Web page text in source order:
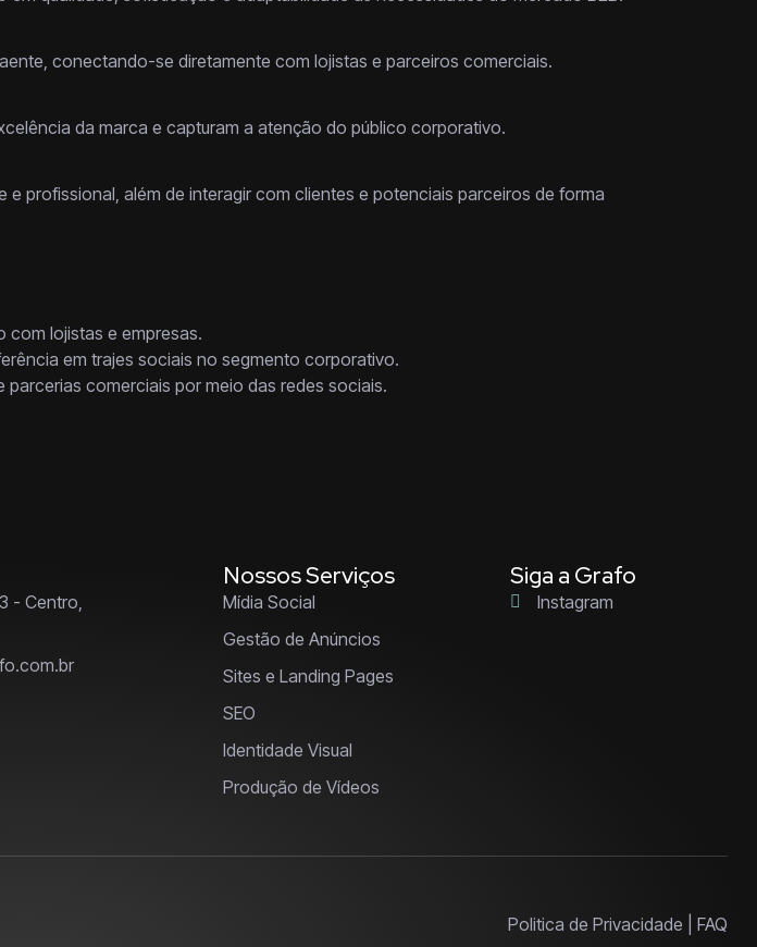
conectando-se diretamente com lojistas e parceiros comerciais.
da marca e capturam a atenção do público corporativo.
profissional, além de interagir com clientes e potenciais parceiros de forma
com lojistas e empresas.
em trajes sociais no segmento corporativo.
comerciais por meio das redes sociais.
- Centro,
Nossos Serviços
Mídia Social
Gestão de Anúncios
Sites e Landing Pages
SEO
Identidade Visual
Produção de Vídeos
Siga a Grafo
Instagram
Politica de Privacidade | FAQ